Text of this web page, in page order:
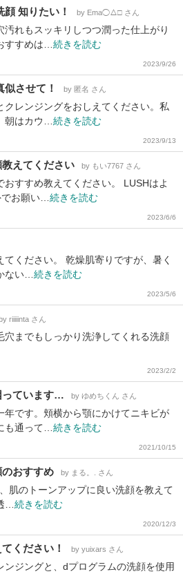
知りたい！ by Ema◯△□ さん
れもスッキリしつつ潤った仕上がり
すすめは… 続きを読む
2023/9/26
させて！ by 匿名 さん
クレンジングをおしえてください。私
朝はカウ… 続きを読む
2023/9/13
えてください by もい7767 さん
すすめ教えてください。 LUSHはよ
お願い… 続きを読む
2023/6/6
ください。 乾燥肌寄りですが、暑く
ない… 続きを読む
2023/5/6
riiiiinta さん
穴までもしっかり洗浄してくれる洗顔
2023/2/2
っています… by ゆめちくん さん
年です。頬横から顎にかけてニキビが
も通って… 続きを読む
2021/10/15
のおすすめ by まる。. さん
肌のトーンアップに良い洗顔を教えて
… 続きを読む
2020/12/3
ください！ by yuixars さん
ンジングと、dプログラムの洗顔を使用